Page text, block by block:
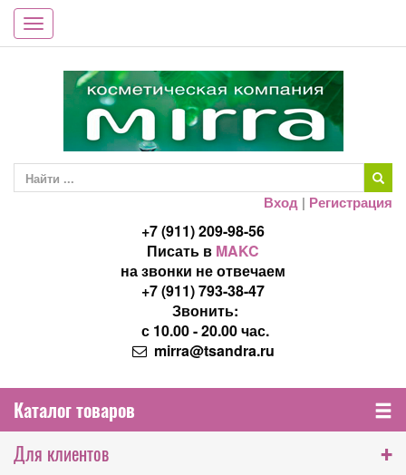
Toggle
navigation
Вход | Регистрация
+7 (911) 209-98-56
Писать в MAKC
на звонки не отвечаем
+7 (911) 793-38-47
Звонить:
с 10.00 - 20.00 час.
mirra@tsandra.ru
Каталог товаров
Для клиентов
+